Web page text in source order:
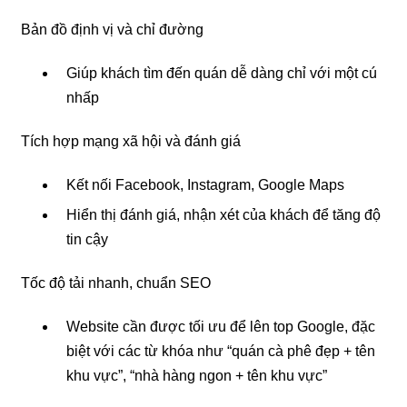
Bản đồ định vị và chỉ đường
Giúp khách tìm đến quán dễ dàng chỉ với một cú
nhấp
Tích hợp mạng xã hội và đánh giá
Kết nối Facebook, Instagram, Google Maps
Hiển thị đánh giá, nhận xét của khách để tăng độ
tin cậy
Tốc độ tải nhanh, chuẩn SEO
Website cần được tối ưu để lên top Google, đặc
biệt với các từ khóa như “quán cà phê đẹp + tên
khu vực”, “nhà hàng ngon + tên khu vực”